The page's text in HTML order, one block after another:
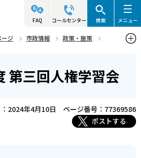
FAQ コールセンター 検索 メニュー
ージ 市政情報
政策・施策
5年度 第三回人権学習会
第三回人権学習会
2024年4月10日
ページ番号：77369586
ポストする